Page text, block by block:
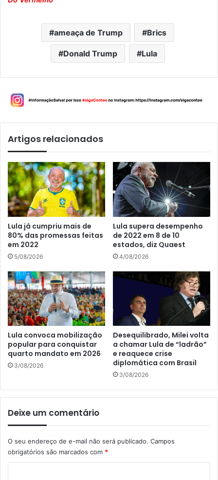
ameaça de Trump Brics
Donald Trump Lula
Artigos relacionados
Lula já cumpriu mais de
80% das promessas feitas
em 2022
5/08/2026
Lula supera desempenho
de 2022 em 8 de 10
estados, diz Quaest
4/08/2026
Lula convoca mobilização
popular para conquistar
quarto mandato em 2026
3/08/2026
Desequilibrado, Milei volta
a chamar Lula de “ladrão”
e reaquece crise
diplomática com Brasil
3/08/2026
Deixe um comentário
O seu endereço de e-mail não será publicado. Campos
obrigatórios são marcados com *